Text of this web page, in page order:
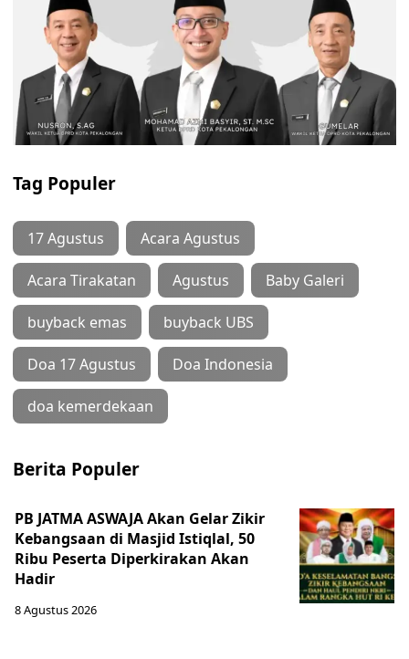
Tag Populer
17 Agustus Acara Agustus
Acara Tirakatan Agustus Baby Galeri
buyback emas buyback UBS
Doa 17 Agustus Doa Indonesia
doa kemerdekaan
Berita Populer
PB JATMA ASWAJA Akan Gelar Zikir
Kebangsaan di Masjid Istiqlal, 50
Ribu Peserta Diperkirakan Akan
Hadir
8 Agustus 2026